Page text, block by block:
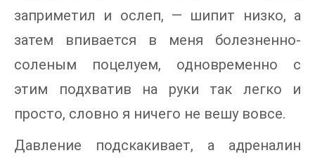
заприметил и ослеп, — шипит низко, а
затем впивается в меня болезненно-
соленым поцелуем, одновременно с
этим подхватив на руки так легко и
просто, словно я ничего не вешу вовсе.
Давление подскакивает, а адреналин